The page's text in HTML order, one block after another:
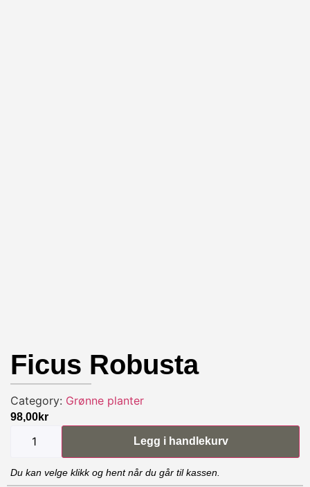
Ficus Robusta
Category: Grønne planter
98,00kr
Legg i handlekurv
Du kan velge klikk og hent når du går til kassen.